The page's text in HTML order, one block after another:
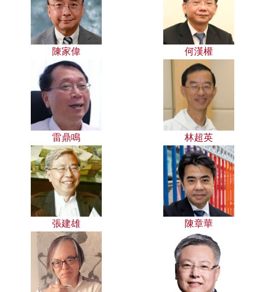
陳家偉 何漢權
雷鼎鳴 林超英
張建雄 陳章華